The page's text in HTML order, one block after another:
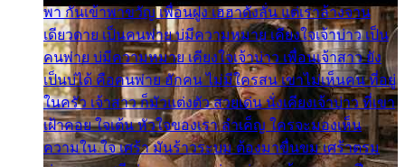
พา กันเข้าพาขวัญ เพื่อนฝูง เฮฮาดังลั่น แต่เราล้างจาน
เดียวดาย เป็นคนพ่าย บ่มีความหมาย เคียงใจเจ้าบ่าว เป็น
คนพ่าย บ่มีความหมาย เคียงใจเจ้าบ่าว เพื่อนเจ้าสาว ยัง
เป็นบ่ได้ คือคนพ่าย ฮักคน ไม่มีใครสน เขาไม่เห็นคน ที่อยู่
ในครัว เจ้าสาว ก็มัวแต่งตัว สวยเด่น นั่งเคียงเจ้าบ่าว ที่เขา
เฝ้าคอย ใจเต้น หัวใจของเรา ลำเค็ญ ใครจะมองเห็น
ความใน ใจ เศร้า มันร้าวระบม ต้องมาขื่นขม เศร้าตรม